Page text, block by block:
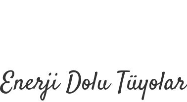
Enerji Dolu Tüyolar